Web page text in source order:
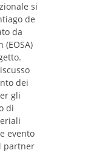
si
de
da
(EOSA)
dei
gli
di
evento
partner